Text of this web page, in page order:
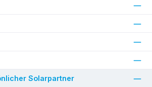
Solarpartner